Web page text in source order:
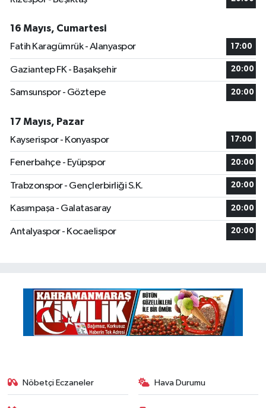
16 Mayıs, Cumartesi
Fatih Karagümrük - Alanyaspor
17:00
Gaziantep FK - Başakşehir 20:00
Samsunspor - Göztepe 20:00
17 Mayıs, Pazar
Kayserispor - Konyaspor
17:00
Fenerbahçe - Eyüpspor 20:00
Trabzonspor - Gençlerbirliği S.K. 20:00
Kasımpaşa - Galatasaray 20:00
Antalyaspor - Kocaelispor 20:00
Nöbetçi Eczaneler Hava Durumu